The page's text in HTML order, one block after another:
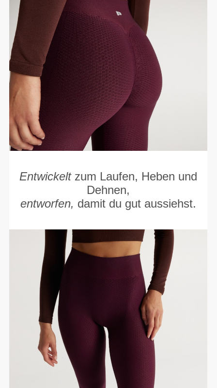
Entwickeltzum Laufen, Heben und
Dehnen,
entworfen, damit du gut aussiehst.